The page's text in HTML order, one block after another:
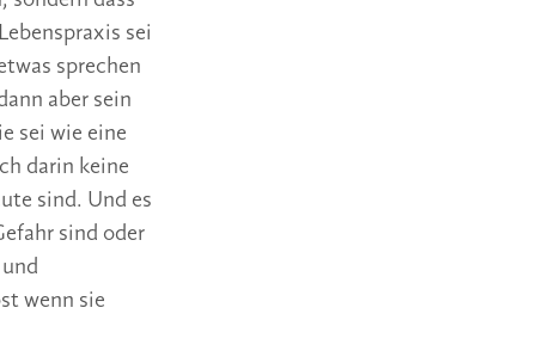
sei
sprechen
aber sein
sei wie eine
darin keine
sind. Und es
sind oder
wenn sie